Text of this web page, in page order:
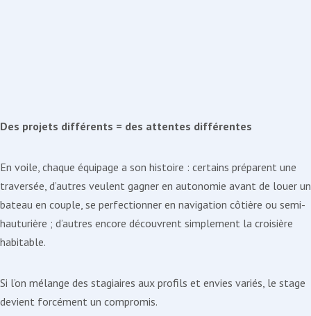
Des projets différents = des attentes différentes
En voile, chaque équipage a son histoire : certains préparent une
traversée, d’autres veulent gagner en autonomie avant de louer un
bateau en couple, se perfectionner en navigation côtière ou semi-
hauturière ; d’autres encore découvrent simplement la croisière
habitable.
Si l’on mélange des stagiaires aux profils et envies variés, le stage
devient forcément un compromis.